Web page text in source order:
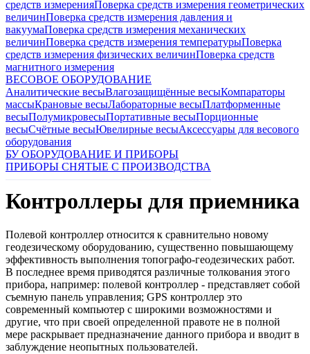
средств измеренияПоверка средств измерения геометрических
величинПоверка средств измерения давления и
вакуумаПоверка средств измерения механических
величинПоверка средств измерения температурыПоверка
средств измерения физических величинПоверка средств
магнитного измерения
ВЕСОВОЕ ОБОРУДОВАНИЕ
Аналитические весыВлагозащищённые весыКомпараторы
массыКрановые весыЛабораторные весыПлатформенные
весыПолумикровесыПортативные весыПорционные
весыСчётные весыЮвелирные весыАксессуары для весового
оборудования
БУ ОБОРУДОВАНИЕ И ПРИБОРЫ
ПРИБОРЫ СНЯТЫЕ С ПРОИЗВОДСТВА
Контроллеры для приемника
Полевой контроллер относится к сравнительно новому
геодезическому оборудованию, существенно повышающему
эффективность выполнения топографо-геодезических работ.
В последнее время приводятся различные толкования этого
прибора, например: полевой контроллер - представляет собой
съемную панель управления; GPS контроллер это
современный компьютер с широкими возможностями и
другие, что при своей определенной правоте не в полной
мере раскрывает предназначение данного прибора и вводит в
заблуждение неопытных пользователей.